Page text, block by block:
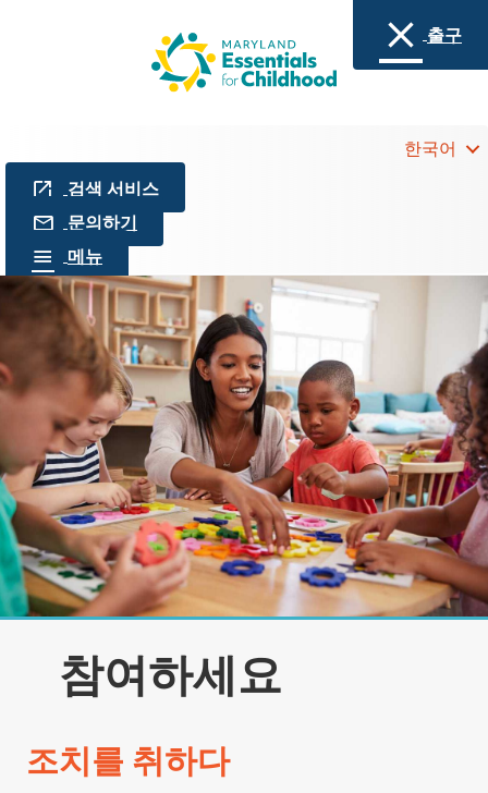
한국어
검색 서비스
문의하기
메뉴
참여하세요
조치를 취하다
출구